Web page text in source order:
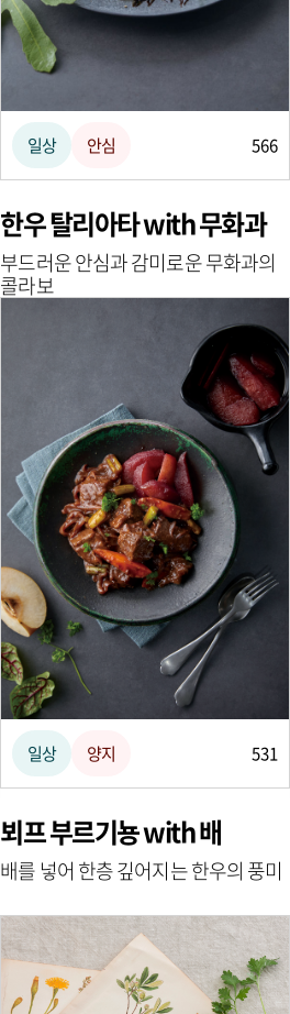
일상 안심 566
한우 탈리아타 with 무화과
부드러운 안심과 감미로운 무화과의
콜라보
일상 양지 531
뵈프 부르기뇽 with 배
배를 넣어 한층 깊어지는 한우의 풍미